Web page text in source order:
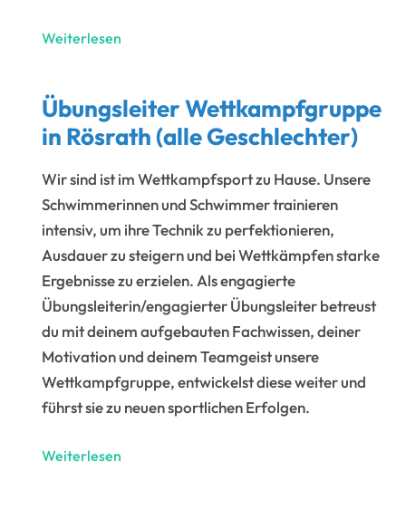
Übungsleiter
in
Forsbach
Geschlechter)
Weiterlesen
Übungsleiter Wettkampfgruppe
in Rösrath (alle Geschlechter)
Wir sind ist im Wettkampfsport zu Hause. Unsere
Schwimmerinnen und Schwimmer trainieren
intensiv, um ihre Technik zu perfektionieren,
Ausdauer zu steigern und bei Wettkämpfen starke
Ergebnisse zu erzielen. Als engagierte
Übungsleiterin/engagierter Übungsleiter betreust
du mit deinem aufgebauten Fachwissen, deiner
Motivation und deinem Teamgeist unsere
Wettkampfgruppe, entwickelst diese weiter und
führst sie zu neuen sportlichen Erfolgen.
Übungsleiter
Weiterlesen